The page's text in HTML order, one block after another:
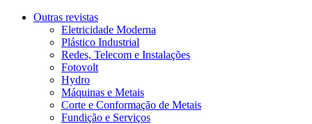
Outras revistas
Eletricidade Moderna
Plástico Industrial
Redes, Telecom e Instalações
Fotovolt
Hydro
Máquinas e Metais
Corte e Conformação de Metais
Fundição e Serviços